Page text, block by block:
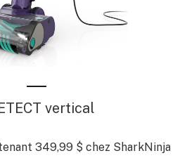
vertical
349,99 $ chez SharkNinja